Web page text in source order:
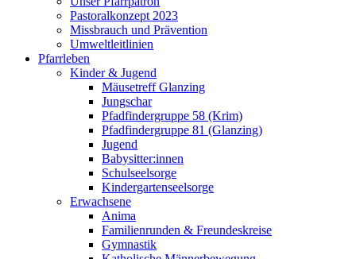
Pastoralkonzept 2023
Missbrauch und Prävention
Umweltleitlinien
Pfarrleben
Kinder & Jugend
Mäusetreff Glanzing
Jungschar
Pfadfindergruppe 58 (Krim)
Pfadfindergruppe 81 (Glanzing)
Jugend
Babysitter:innen
Schulseelsorge
Kindergartenseelsorge
Erwachsene
Anima
Familienrunden & Freundeskreise
Gymnastik